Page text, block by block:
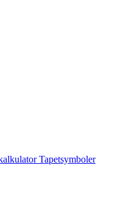
Tapetsymboler